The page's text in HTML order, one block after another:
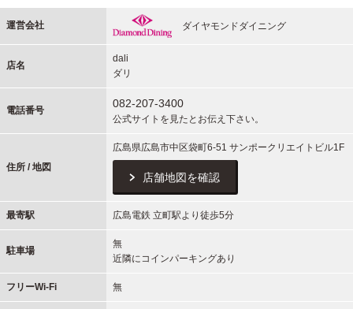
運営会社 ダイヤモンドダイニング
店名
dali
ダリ
電話番号
082-207-3400
公式サイトを見たとお伝え下さい。
住所 / 地図
広島県広島市中区袋町6-51 サンポークリエイトビル1F
店舗地図を確認
最寄駅 広島電鉄 立町駅より徒歩5分
駐車場
無
近隣にコインパーキングあり
フリーWi-Fi 無